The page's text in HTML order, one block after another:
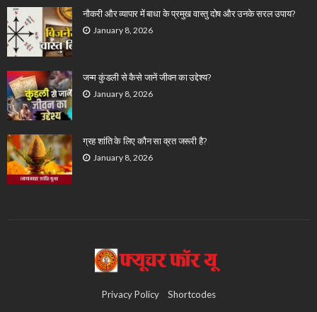
नौकरी और व्यापार में बाधा के प्रमुख वास्तु दोष और उनके सरल उपाय?
January 8, 2026
जन्म कुंडली से कैसे जानें जीवन का उद्देश्य?
January 8, 2026
ग्रह शांति के लिए कौन सा व्रत जरूरी है?
January 8, 2026
Privacy Policy Shortcodes